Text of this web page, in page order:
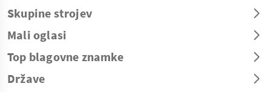
Skupine strojev
Mali oglasi
Top blagovne znamke
Države